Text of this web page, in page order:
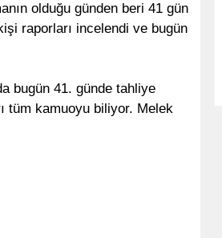
olduğu günden beri 41 gün
raporları incelendi ve bugün
bugün 41. günde tahliye
tüm kamuoyu biliyor. Melek